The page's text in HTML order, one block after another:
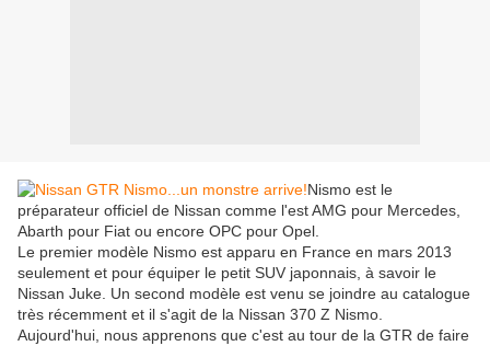
Nismo est le
préparateur officiel de Nissan comme l'est AMG pour Mercedes,
Abarth pour Fiat ou encore OPC pour Opel.
Le premier modèle Nismo est apparu en France en mars 2013
seulement et pour équiper le petit SUV japonnais, à savoir le
Nissan Juke. Un second modèle est venu se joindre au catalogue
très récemment et il s'agit de la Nissan 370 Z Nismo.
Aujourd'hui, nous apprenons que c'est au tour de la GTR de faire